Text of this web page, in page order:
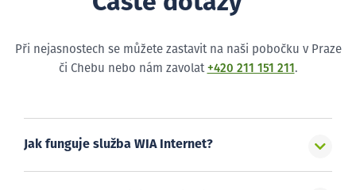
Při nejasnostech se můžete zastavit na naši pobočku v Praze
či Chebu nebo nám zavolat +420 211 151 211 .
Jak funguje služba WIA Internet?